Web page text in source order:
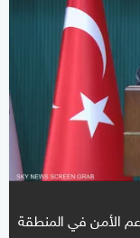
الأمن في المنطقة